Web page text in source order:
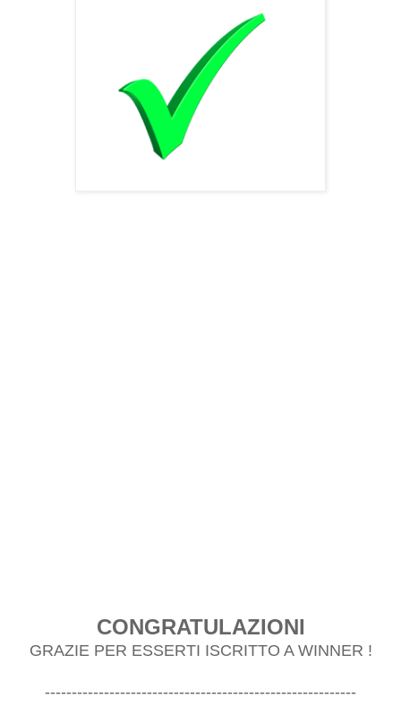
CONGRATULAZIONI
GRAZIE PER ESSERTI ISCRITTO A WINNER !
----------------------------------------------------------